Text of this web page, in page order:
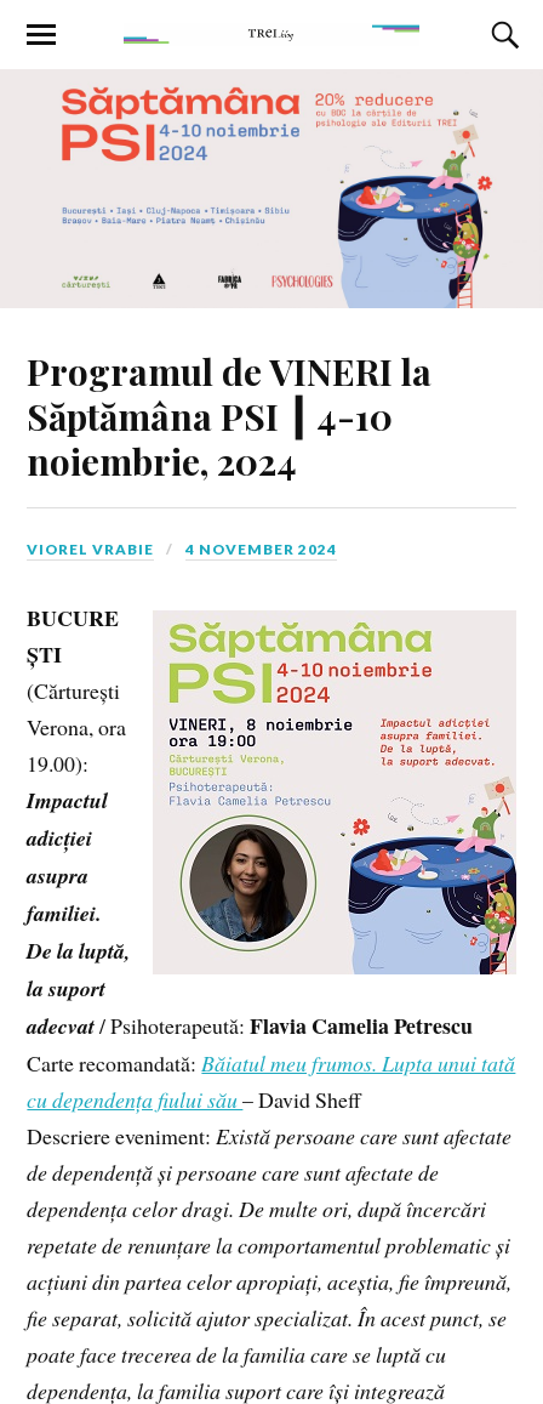
Programul de VINERI la
Săptămâna PSI ┃ 4-10
noiembrie, 2024
VIOREL VRABIE 4 NOVEMBER 2024
BUCURE
ȘTI
(Cărturești
Verona, ora
19.00):
Impactul
adicției
asupra
familiei.
De la luptă,
la suport
adecvat/ Psihoterapeută: Flavia Camelia Petrescu
Carte recomandată: Băiatul meu frumos. Lupta unui tată
cu dependența fiului său– David Sheff
Descriere eveniment:Există persoane care sunt afectate
de dependență și persoane care sunt afectate de
dependența celor dragi. De multe ori, după încercări
repetate de renunțare la comportamentul problematic și
acțiuni din partea celor apropiați, aceștia, fie împreună,
fie separat, solicită ajutor specializat. În acest punct, se
poate face trecerea de la familia care se luptă cu
dependența, la familia suport care își integrează